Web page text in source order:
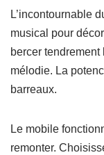
L’incontournable
musical pour
bercer
mélodie. La
barreaux.
Le mobile
remonter.